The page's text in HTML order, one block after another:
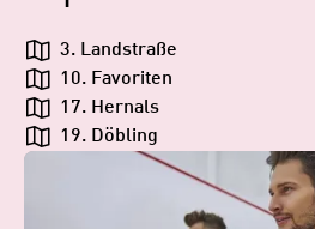
3. Landstraße
10. Favoriten
17. Hernals
19. Döbling